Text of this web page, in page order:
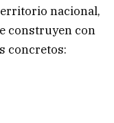
nacional,
construyen con
concretos: